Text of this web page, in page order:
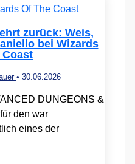
zurück: Weis,
bei Wizards
Coast
• 30.06.2026
DUNGEONS &
den war
eines der